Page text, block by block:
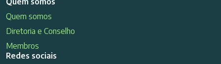
Quem somos
Diretoria e Conselho
Membros
Redes sociais